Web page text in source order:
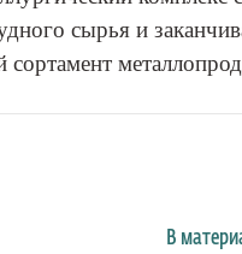
сырья и
В